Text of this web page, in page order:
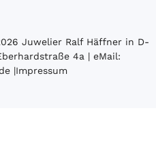
Juwelier Ralf Häffner in D-
4a | eMail:
|Impressum